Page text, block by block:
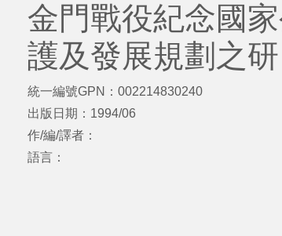
金門戰役紀念國
護及發展規劃之研
統一編號GPN：002214830240
出版日期：1994/06
作/編/譯者：
語言：